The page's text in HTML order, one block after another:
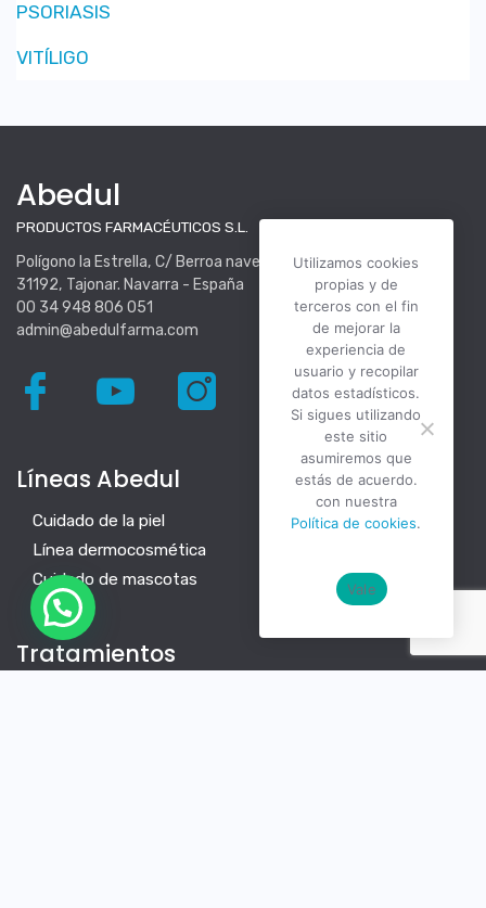
PSORIASIS
VITÍLIGO
Abedul
PRODUCTOS FARMACÉUTICOS S.L.
Polígono la Estrella, C/ Berroa nave 16.
31192, Tajonar. Navarra - España
00 34 948 806 051
admin@abedulfarma.com
Líneas Abedul
Cuidado de la piel
Línea dermocosmética
Cuidado de mascotas
Tratamientos
Utilizamos cookies
propias y de
terceros con el fin
de mejorar la
experiencia de
usuario y recopilar
datos estadísticos.
Si sigues utilizando
este sitio
asumiremos que
estás de acuerdo.
con nuestra
Política de cookies.
Vale